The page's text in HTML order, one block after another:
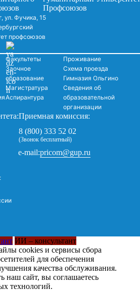
ул. Фучика, 15
профсоюзов
Факультеты
Заочное
образование
Магистратура
Аспирантура
Проживание
Схема проезда
Гимназия Ольгино
Сведения об
образовательной
организации
Приемная комиссия:
8 (800) 333 52 02
(Звонок бесплатный)
e-mail:pricom@gup.ru
ИИ – консультант
cookies и сервисы сбора
для обеспечения
качества обслуживания.
наш сайт, вы соглашаетесь
технологий.